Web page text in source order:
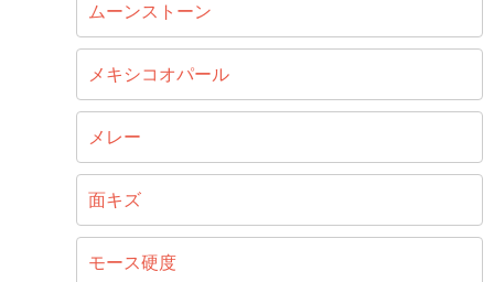
ムーンストーン
メキシコオパール
メレー
面キズ
モース硬度